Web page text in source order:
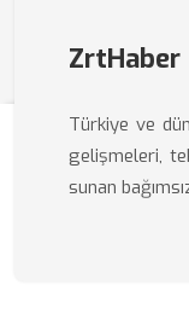
ZrtHaber
Türkiye ve
gelişmeleri,
sunan